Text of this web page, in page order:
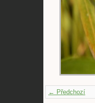
← Předchozí